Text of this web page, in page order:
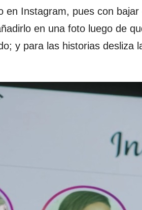
en Instagram, pues con bajar
en una foto luego de
y para las historias desliza